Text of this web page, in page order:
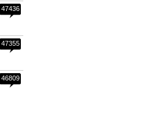
47436
47355
46809